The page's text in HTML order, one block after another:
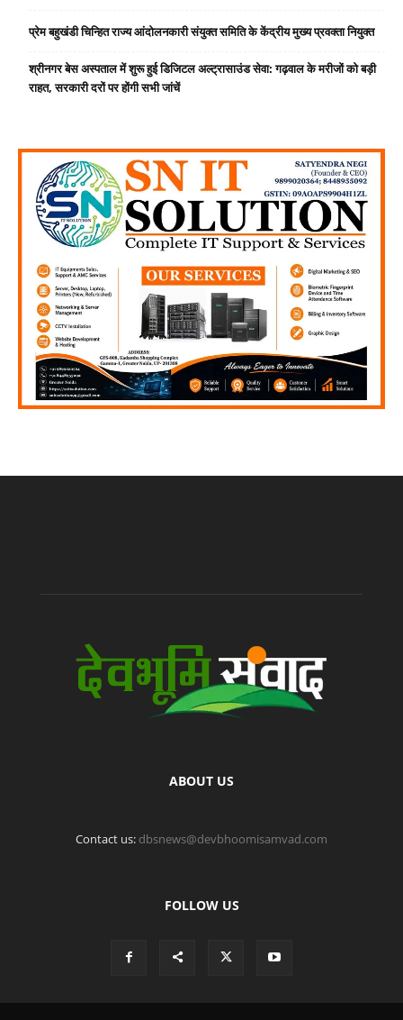
प्रेम बहुखंडी चिन्हित राज्य आंदोलनकारी संयुक्त समिति के केंद्रीय मुख्य प्रवक्ता नियुक्त
श्रीनगर बेस अस्पताल में शुरू हुई डिजिटल अल्ट्रासाउंड सेवा: गढ़वाल के मरीजों को बड़ी
राहत, सरकारी दरों पर होंगी सभी जांचें
ABOUT US
Contact us: dbsnews@devbhoomisamvad.com
FOLLOW US